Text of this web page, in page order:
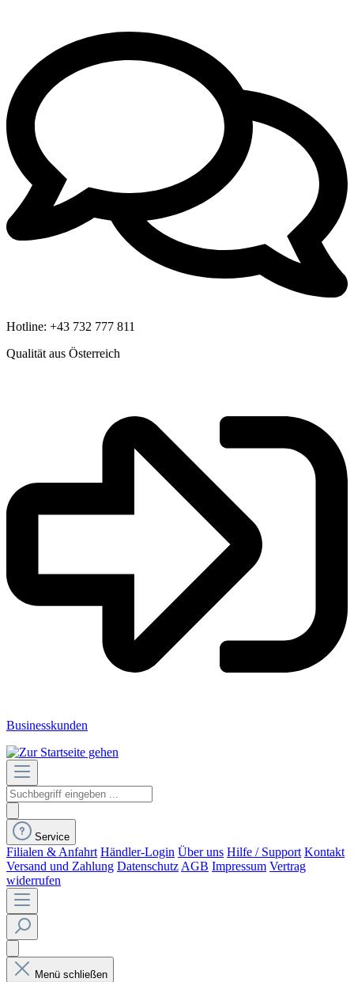
Hotline: +43 732 777 811
Qualität aus Österreich
Businesskunden
Service
Filialen & Anfahrt Händler-Login Über uns Hilfe / Support Kontakt
Versand und Zahlung Datenschutz AGB Impressum Vertrag
widerrufen
Menü schließen